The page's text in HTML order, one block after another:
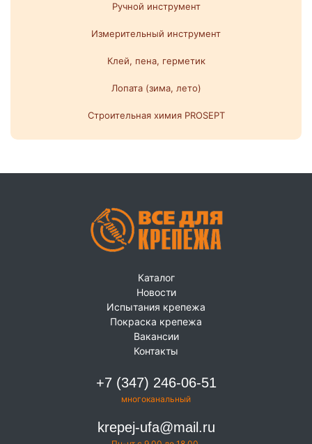
Ручной инструмент
Измерительный инструмент
Клей, пена, герметик
Лопата (зима, лето)
Строительная химия PROSEPT
Каталог
Новости
Испытания крепежа
Покраска крепежа
Вакансии
Контакты
+7 (347) 246-06-51
многоканальный
krepej-ufa@mail.ru